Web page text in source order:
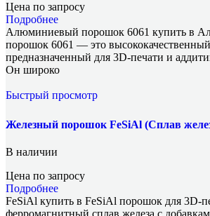
Цена по запросу
Подробнее
Алюминиевый порошок 6061 купить в
порошок 6061 — это
предназначенный для 3D-печати и
Он широко
Быстрый просмотр
Железный порошок FeSiAl (Сплав
В наличии
Цена по запросу
Подробнее
FeSiAl купить в FeSiAl порошок для 3D-